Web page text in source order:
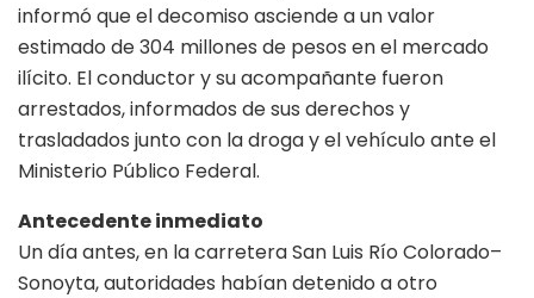
informó que el decomiso asciende a un valor
estimado de 304 millones de pesos en el mercado
ilícito. El conductor y su acompañante fueron
arrestados, informados de sus derechos y
trasladados junto con la droga y el vehículo ante el
Ministerio Público Federal.
Antecedente inmediato
Un día antes, en la carretera San Luis Río Colorado–
Sonoyta, autoridades habían detenido a otro